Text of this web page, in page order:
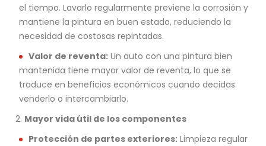
el tiempo. Lavarlo regularmente previene la corrosión y
mantiene la pintura en buen estado, reduciendo la
necesidad de costosas repintadas.
Valor de reventa: Un auto con una pintura bien
mantenida tiene mayor valor de reventa, lo que se
traduce en beneficios económicos cuando decidas
venderlo o intercambiarlo.
Mayor vida útil de los componentes
Protección de partes exteriores: Limpieza regular